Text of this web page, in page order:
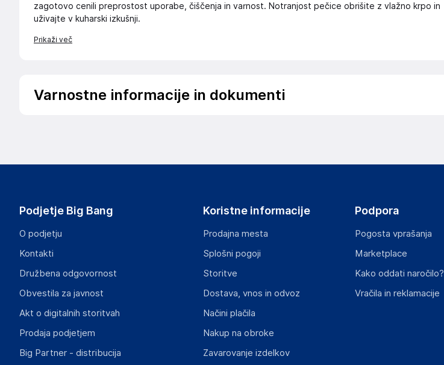
zagotovo cenili preprostost uporabe, čiščenja in varnost. Notranjost pečice obrišite z vlažno krpo in
uživajte v kuharski izkušnji.
Prikaži več
Varnostne informacije in dokumenti
info@gorenje.com
Gospodarski subjekt s sedežem v EU, ki zagotavlja skladnost izdelka z zahtevanimi predpisi.
Partizanska cesta 12, 3320 Velenje
Slovenia
Podjetje Big Bang
O podjetju
Kontakti
Družbena odgovornost
Obvestila za javnost
Akt o digitalnih storitvah
Prodaja podjetjem
Big Partner - distribucija
Koristne informacije
Prodajna mesta
Splošni pogoji
Storitve
Dostava, vnos in odvoz
Načini plačila
Nakup na obroke
Zavarovanje izdelkov
Podpora
Pogosta vprašanja
Marketplace
Kako oddati naročilo?
Vračila in reklamacije